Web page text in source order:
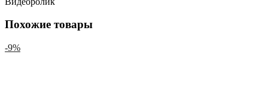
Похожие товары
-9%